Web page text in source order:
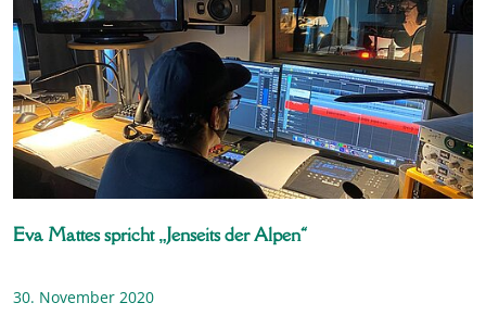
Eva Mattes spricht „Jenseits der Alpen“
30. November 2020